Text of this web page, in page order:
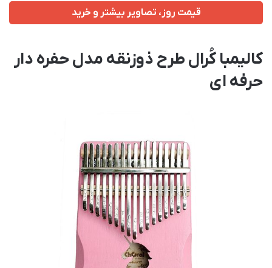
قیمت روز، تصاویر بیشتر و خرید
کالیمبا کُرال طرح ذوزنقه مدل حفره دار
حرفه ای